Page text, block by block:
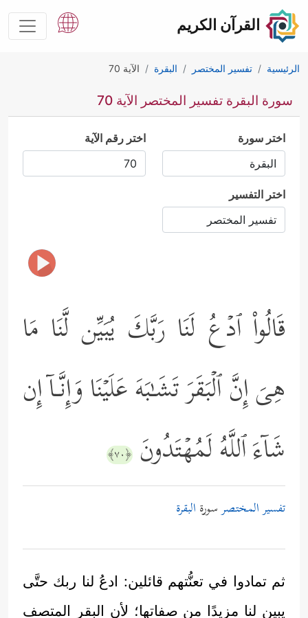
القرآن الكريم
الرئيسية تفسير المختصر البقرة الآية 70
سورة البقرة تفسير المختصر الآية 70
اختر سورة اختر رقم الآية
اختر التفسير
قَالُواْ ٱدۡعُ لَنَا رَبَّكَ یُبَیِّن لَّنَا مَا
هِیَ إِنَّ ٱلۡبَقَرَ تَشَـٰبَهَ عَلَیۡنَا وَإِنَّـاۤ إِن
شَاۤءَ ٱللَّهُ لَمُهۡتَدُونَ ﴿٧٠﴾
تفسير المختصرسورة البقرة
ثم تمادوا في تعنُّتهم قائلين: ادعُ لنا ربك حتَّى
يبين لنا مزيدًا من صفاتها؛ لأن البقر المتصف